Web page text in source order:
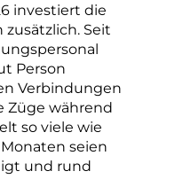
investiert die
Seit
Person
Verbindungen
Züge während
so viele wie
seien
und rund